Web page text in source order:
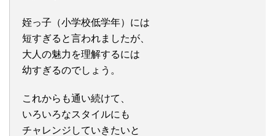
姪っ子（小学校低学年）には
短すぎると言われましたが、
大人の魅力を理解するには
幼すぎるのでしょう。
これからも通い続けて、
いろいろなスタイルにも
チャレンジしていきたいと